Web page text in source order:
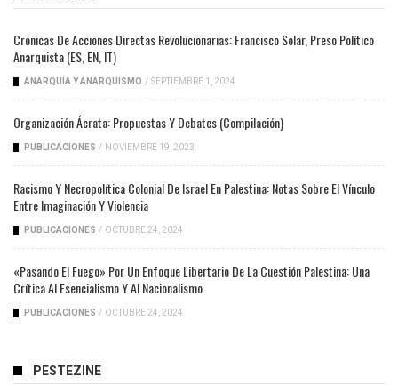
Crónicas De Acciones Directas Revolucionarias: Francisco Solar, Preso Político
Anarquista (ES, EN, IT)
ANARQUÍA Y ANARQUISMO / SEPTIEMBRE 1, 2024
Organización Ácrata: Propuestas Y Debates (compilación)
PUBLICACIONES / NOVIEMBRE 19, 2023
Racismo Y Necropolítica Colonial De Israel En Palestina: Notas Sobre El Vínculo
Entre Imaginación Y Violencia
PUBLICACIONES / OCTUBRE 24, 2024
«Pasando El Fuego» Por Un Enfoque Libertario De La Cuestión Palestina: Una
Crítica Al Esencialismo Y Al Nacionalismo
PUBLICACIONES / OCTUBRE 24, 2024
PESTEZINE